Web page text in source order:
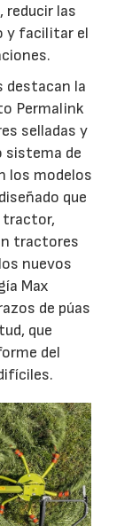
reducir las
y facilitar el
destacan la
Permalink
selladas y
sistema de
los modelos
que
tractor,
tractores
nuevos
Max
de púas
que
del